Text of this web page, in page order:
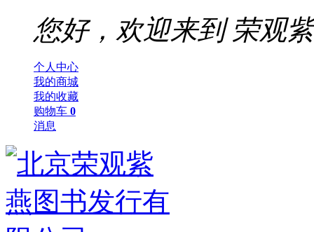
您好，欢迎来到 荣观
个人中心
我的商城
我的收藏
购物车 0
消息